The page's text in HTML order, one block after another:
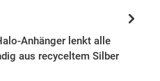
Anhänger lenkt alle
aus recyceltem Silber